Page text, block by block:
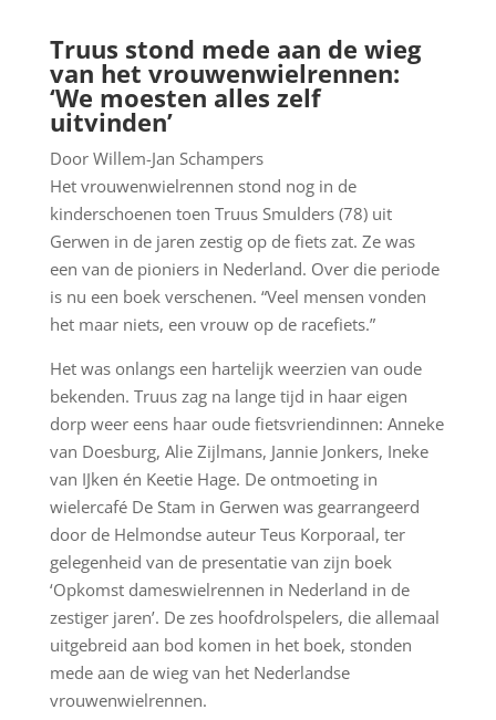
Truus stond mede aan de wieg
van het vrouwenwielrennen:
‘We moesten alles zelf
uitvinden’
Door Willem-Jan Schampers
Het vrouwenwielrennen stond nog in de
kinderschoenen toen Truus Smulders (78) uit
Gerwen in de jaren zestig op de fiets zat. Ze was
een van de pioniers in Nederland. Over die periode
is nu een boek verschenen. “Veel mensen vonden
het maar niets, een vrouw op de racefiets.”
Het was onlangs een hartelijk weerzien van oude
bekenden. Truus zag na lange tijd in haar eigen
dorp weer eens haar oude fietsvriendinnen: Anneke
van Doesburg, Alie Zijlmans, Jannie Jonkers, Ineke
van IJken én Keetie Hage. De ontmoeting in
wielercafé De Stam in Gerwen was gearrangeerd
door de Helmondse auteur Teus Korporaal, ter
gelegenheid van de presentatie van zijn boek
‘Opkomst dameswielrennen in Nederland in de
zestiger jaren’. De zes hoofdrolspelers, die allemaal
uitgebreid aan bod komen in het boek, stonden
mede aan de wieg van het Nederlandse
vrouwenwielrennen.